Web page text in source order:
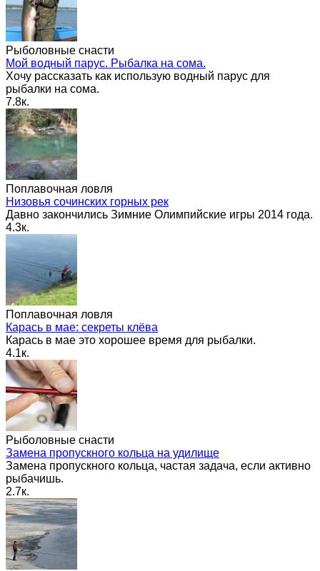
Рыболовные снасти
Мой водный парус. Рыбалка на сома.
Хочу рассказать как использую водный парус для
рыбалки на сома.
7.8к.
Поплавочная ловля
Низовья сочинских горных рек
Давно закончились Зимние Олимпийские игры 2014 года.
4.3к.
Поплавочная ловля
Карась в мае: секреты клёва
Карась в мае это хорошее время для рыбалки.
4.1к.
Рыболовные снасти
Замена пропускного кольца на удилище
Замена пропускного кольца, частая задача, если активно
рыбачишь.
2.7к.